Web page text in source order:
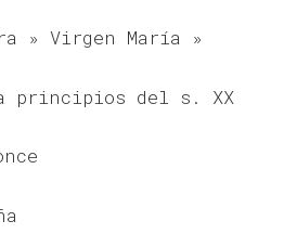
» Virgen María »
principios del s. XX